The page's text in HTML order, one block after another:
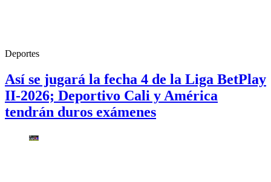
Deportes
Así se jugará la fecha 4 de la Liga BetPlay
II-2026; Deportivo Cali y América
tendrán duros exámenes